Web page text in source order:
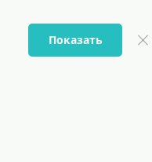
Показать